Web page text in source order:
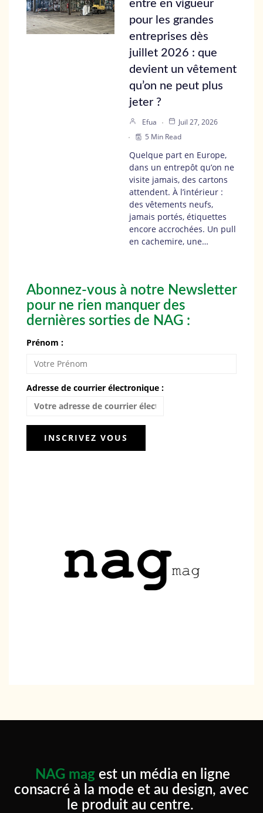
entre en vigueur
pour les grandes
entreprises dès
juillet 2026 : que
devient un vêtement
qu’on ne peut plus
jeter ?
Efua
Juil 27, 2026
5 Min Read
Quelque part en Europe,
dans un entrepôt qu’on ne
visite jamais, des cartons
attendent. À l’intérieur :
des vêtements neufs,
jamais portés, étiquettes
encore accrochées. Un pull
en cachemire, une…
Abonnez-vous à notre Newsletter
pour ne rien manquer des
dernières sorties de NAG :
Prénom :
Adresse de courrier électronique :
NAG mag est un média en ligne
consacré à la mode et au design, avec
le produit au centre.